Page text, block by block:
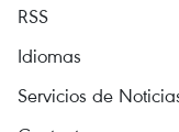
RSS
Idiomas
Servicios de